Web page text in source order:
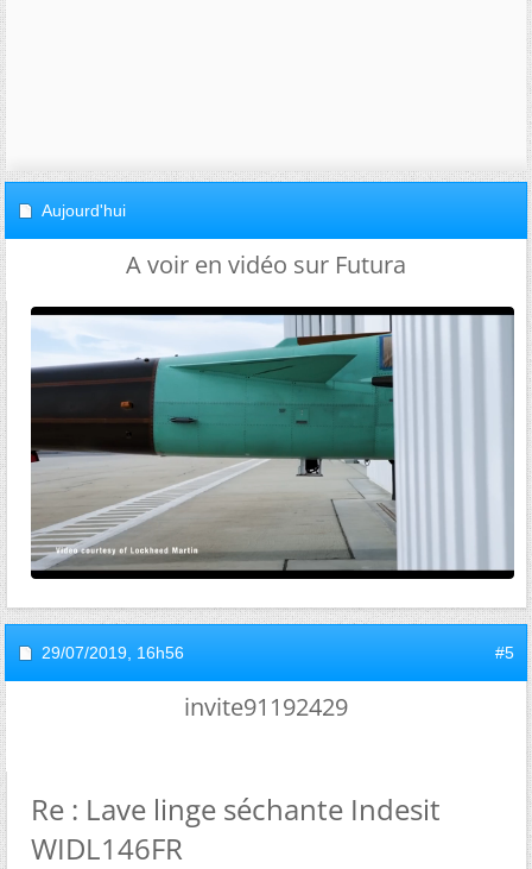
Aujourd'hui
A voir en vidéo sur Futura
29/07/2019, 16h56 #5
invite91192429
Re : Lave linge séchante Indesit
WIDL146FR